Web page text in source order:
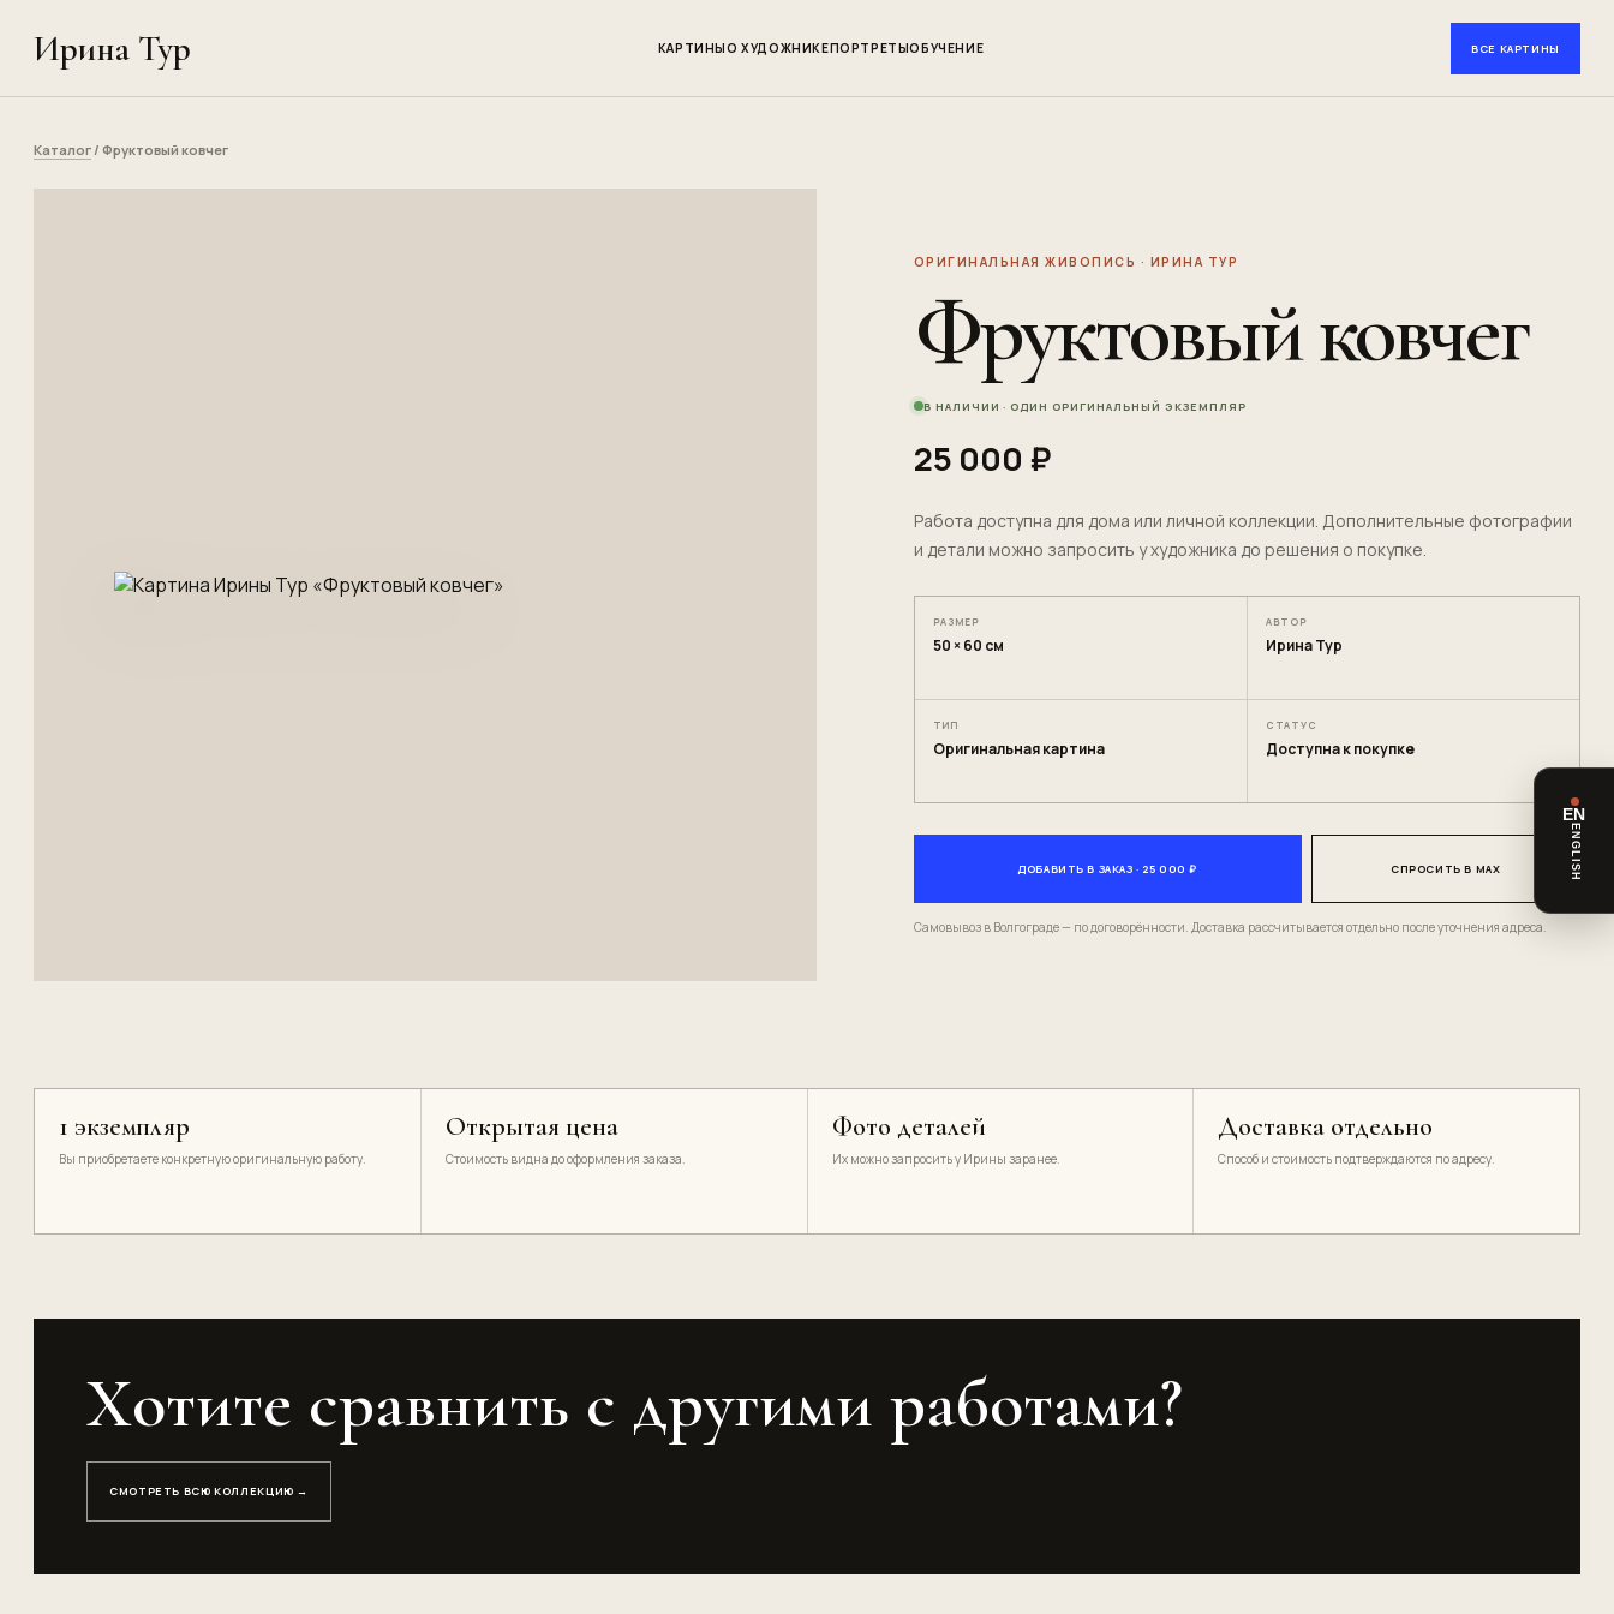
EN
ENGLISH
Ирина Тур КАРТИНЫО ХУДОЖНИКЕПОРТРЕТЫОБУЧЕНИЕ ВСЕ КАРТИНЫ
Каталог/ Фруктовый ковчег
ОРИГИНАЛЬНАЯ ЖИВОПИСЬ · ИРИНА ТУР
Фруктовый ковчег
В НАЛИЧИИ · ОДИН ОРИГИНАЛЬНЫЙ ЭКЗЕМПЛЯР
25 000 ₽
Работа доступна для дома или личной коллекции. Дополнительные фотографии
и детали можно запросить у художника до решения о покупке.
РАЗМЕР
50 × 60 см
АВТОР
Ирина Тур
ТИП
Оригинальная картина
СТАТУС
Доступна к покупке
ДОБАВИТЬ В ЗАКАЗ · 25 000 ₽ СПРОСИТЬ В MAX
Самовывоз в Волгограде — по договорённости. Доставка рассчитывается отдельно после уточнения адреса.
1 экземпляр
Вы приобретаете конкретную оригинальную работу.
Открытая цена
Стоимость видна до оформления заказа.
Фото деталей
Их можно запросить у Ирины заранее.
Доставка отдельно
Способ и стоимость подтверждаются по адресу.
Хотите сравнить с другими работами?
СМОТРЕТЬ ВСЮ КОЛЛЕКЦИЮ →